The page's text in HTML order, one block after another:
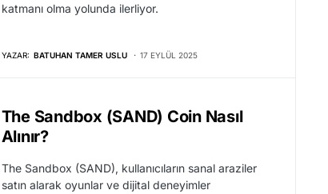
katmanı olma yolunda ilerliyor.
YAZAR: BATUHAN TAMER USLU 17 EYLÜL 2025
The Sandbox (SAND) Coin Nasıl
Alınır?
The Sandbox (SAND), kullanıcıların sanal araziler
satın alarak oyunlar ve dijital deneyimler